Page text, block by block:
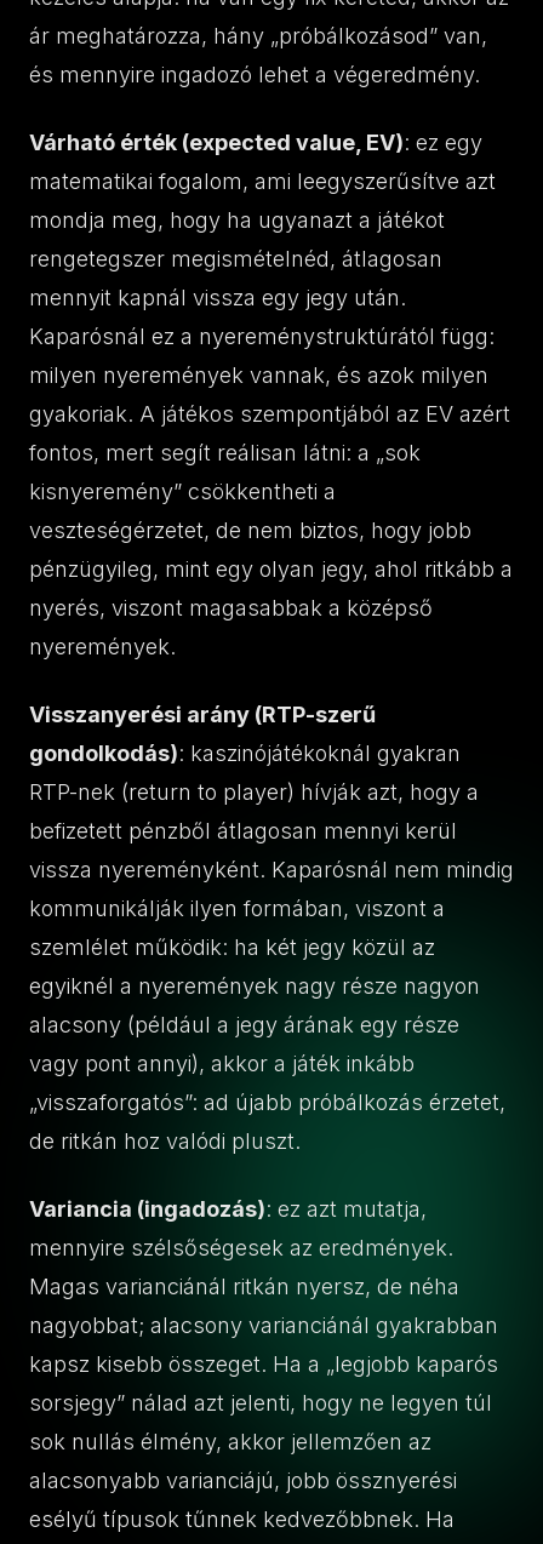
ár meghatározza, hány „próbálkozásod” van,
és mennyire ingadozó lehet a végeredmény.
Várható érték (expected value, EV): ez egy
matematikai fogalom, ami leegyszerűsítve azt
mondja meg, hogy ha ugyanazt a játékot
rengetegszer megismételnéd, átlagosan
mennyit kapnál vissza egy jegy után.
Kaparósnál ez a nyereménystruktúrától függ:
milyen nyeremények vannak, és azok milyen
gyakoriak. A játékos szempontjából az EV azért
fontos, mert segít reálisan látni: a „sok
kisnyeremény” csökkentheti a
veszteségérzetet, de nem biztos, hogy jobb
pénzügyileg, mint egy olyan jegy, ahol ritkább a
nyerés, viszont magasabbak a középső
nyeremények.
Visszanyerési arány (RTP-szerű
gondolkodás): kaszinójátékoknál gyakran
RTP-nek (return to player) hívják azt, hogy a
befizetett pénzből átlagosan mennyi kerül
vissza nyereményként. Kaparósnál nem mindig
kommunikálják ilyen formában, viszont a
szemlélet működik: ha két jegy közül az
egyiknél a nyeremények nagy része nagyon
alacsony (például a jegy árának egy része
vagy pont annyi), akkor a játék inkább
„visszaforgatós”: ad újabb próbálkozás érzetet,
de ritkán hoz valódi pluszt.
Variancia (ingadozás): ez azt mutatja,
mennyire szélsőségesek az eredmények.
Magas varianciánál ritkán nyersz, de néha
nagyobbat; alacsony varianciánál gyakrabban
kapsz kisebb összeget. Ha a „legjobb kaparós
sorsjegy” nálad azt jelenti, hogy ne legyen túl
sok nullás élmény, akkor jellemzően az
alacsonyabb varianciájú, jobb össznyerési
esélyű típusok tűnnek kedvezőbbnek. Ha